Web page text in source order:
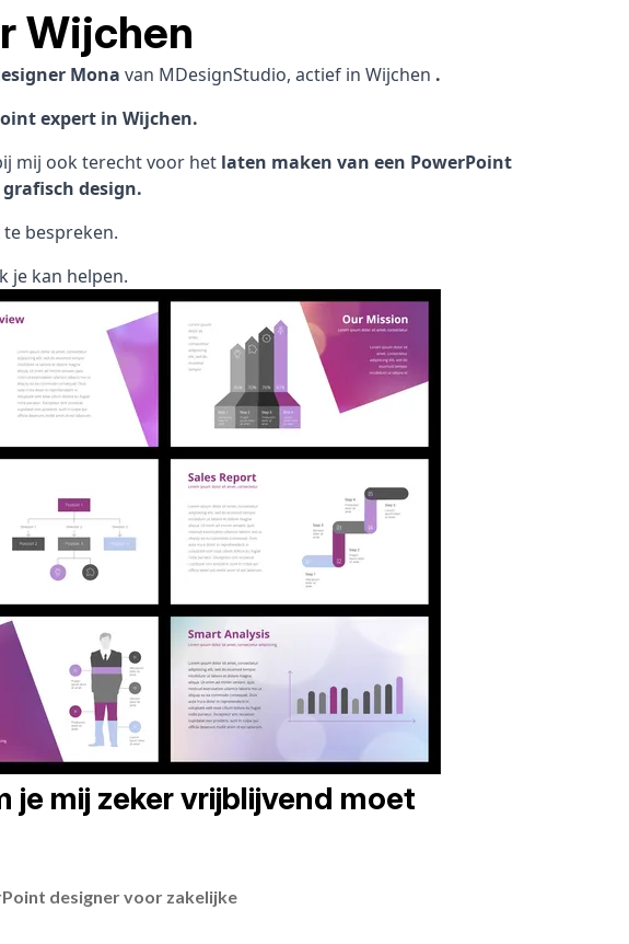
Wijchen
Mona van MDesignStudio, actief in Wijchen .
expert in Wijchen.
mij ook terecht voor het laten maken van een PowerPoint
grafisch design.
bespreken.
je kan helpen.
je mij zeker vrijblijvend moet
designer voor zakelijke